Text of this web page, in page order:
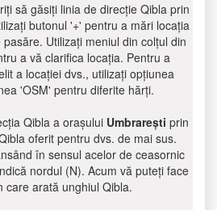
să găsiți linia de direcție Qibla prin
butonul '+' pentru a mări locația
Utilizați meniul din colțul din
a vă clarifica locația. Pentru a
a locației dvs., utilizați opțiunea
'OSM' pentru diferite hărți.
Qibla a orașului Umbrarești prin
oferit pentru dvs. de mai sus.
în sensul acelor de ceasornic
nordul (N). Acum vă puteți face
care arată unghiul Qibla.